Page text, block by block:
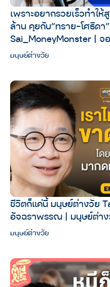
เพราะอยากรวยเร็วทำใ
ล้าน คุยกับ“ทราย-โศธิดา
⁨Sai_MoneyMonster⁩ | จ
มนุษย์ต่างวัย
ชีวิตก็แค่นี้ มนุษย์ต่างวัย
อัจฉราพรรณ | มนุษย์ต่าง
มนุษย์ต่างวัย